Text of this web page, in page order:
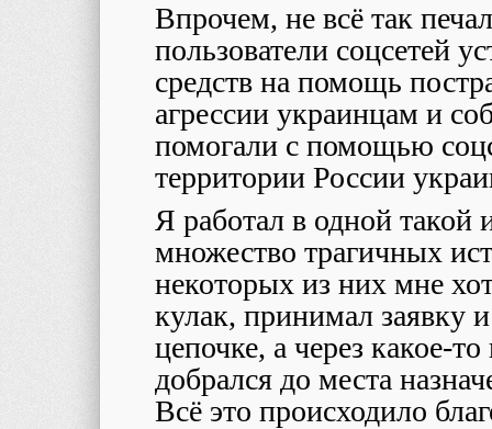
Впрочем, не всё так
пользователи соцсетей
средств на помощь
агрессии украинцам и
помогали с помощью
территории России
Я работал в одной такой
множество трагичных
некоторых из них мне
кулак, принимал заявку
цепочке, а через какое-
добрался до места
Всё это происходило